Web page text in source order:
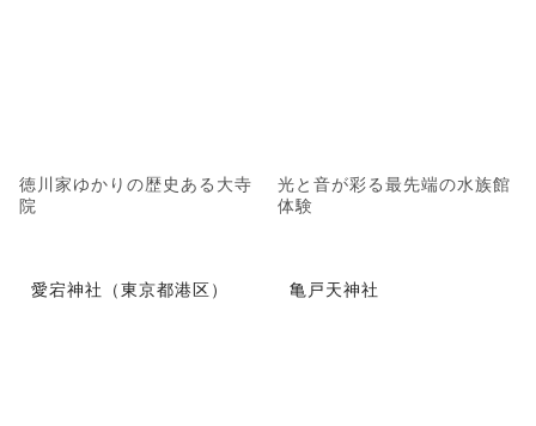
徳川家ゆかりの歴史ある大寺
院
光と音が彩る最先端の水族館
体験
愛宕神社（東京都港区） 亀戸天神社